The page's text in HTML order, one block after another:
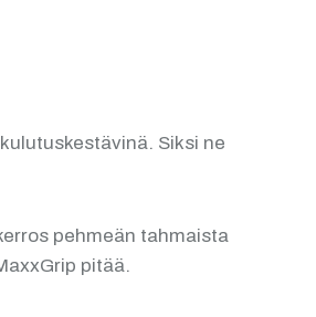
Siksi ne
pehmeän tahmaista
pitää.